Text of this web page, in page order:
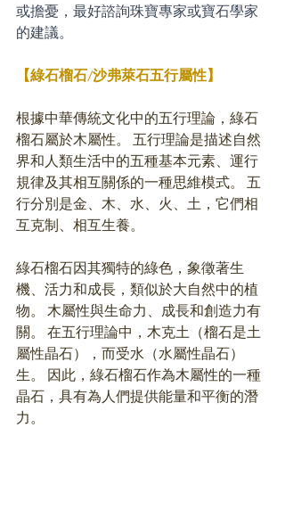
或擔憂，最好諮詢珠寶專家或寶石學家
的建議。
【綠石榴石/沙弗萊石五行屬性】
根據中華傳統文化中的五行理論，綠石
榴石屬於木屬性。 五行理論是描述自然
界和人類生活中的五種基本元素、運行
規律及其相互關係的一種思維模式。 五
行分別是金、木、水、火、土，它們相
互克制、相互生養。
綠石榴石因其獨特的綠色，象徵著生
機、活力和成長，類似於大自然中的植
物。 木屬性與生命力、成長和創造力有
關。 在五行理論中，木克土（榴石是土
屬性晶石），而受水（水屬性晶石）
生。 因此，綠石榴石作為木屬性的一種
晶石，具有為人們提供能量和平衡的潛
力。